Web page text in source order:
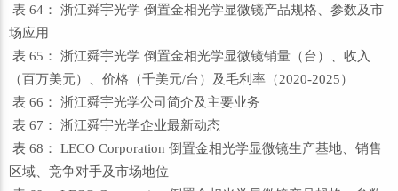
表 64： 浙江舜宇光学 倒置金相光学显微镜产品规格、参数及市
场应用
表 65： 浙江舜宇光学 倒置金相光学显微镜销量（台）、收入
（百万美元）、价格（千美元/台）及毛利率（2020-2025）
表 66： 浙江舜宇光学公司简介及主要业务
表 67： 浙江舜宇光学企业最新动态
表 68： LECO Corporation 倒置金相光学显微镜生产基地、销售
区域、竞争对手及市场地位